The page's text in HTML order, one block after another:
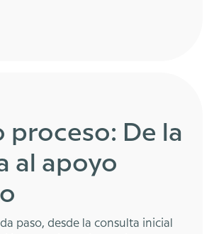
proceso: De la
al apoyo
paso, desde la consulta inicial